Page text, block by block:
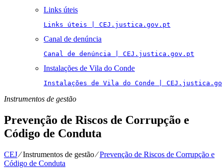
Links úteis
Links úteis | CEJ.justica.gov.pt
Canal de denúncia
Canal de denúncia | CEJ.justica.gov.pt
Instalações de Vila do Conde
Instalações de Vila do Conde |
Instrumentos de gestão
Prevenção de Riscos de Corrupção e
Código de Conduta
CEJ⁄Instrumentos de gestão⁄Prevenção de Riscos de Corrupção e
Código de Conduta